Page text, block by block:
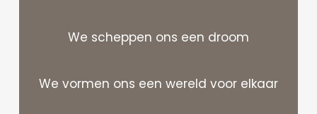
We scheppen ons een droom
We vormen ons een wereld voor elkaar